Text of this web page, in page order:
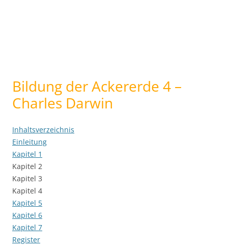
Bildung der Ackererde 4 –
Charles Darwin
Inhaltsverzeichnis
Einleitung
Kapitel 1
Kapitel 2
Kapitel 3
Kapitel 4
Kapitel 5
Kapitel 6
Kapitel 7
Register